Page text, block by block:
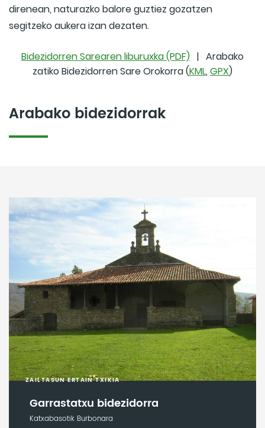
direnean, naturazko balore guztiez gozatzen
segitzeko aukera izan dezaten.
Bidezidorren Sarearen liburuxka (PDF) | Arabako
zatiko Bidezidorren Sare Orokorra (KML, GPX)
Arabako bidezidorrak
ZAILTASUN ERTAIN TXIKIA
Garrastatxu bidezidorra
Katxabasotik Burbonara